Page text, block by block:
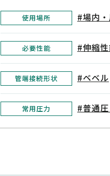
使用場所 #場内
必要性能 #伸縮
管端接続形状 #ベベル
常用圧力 #普通